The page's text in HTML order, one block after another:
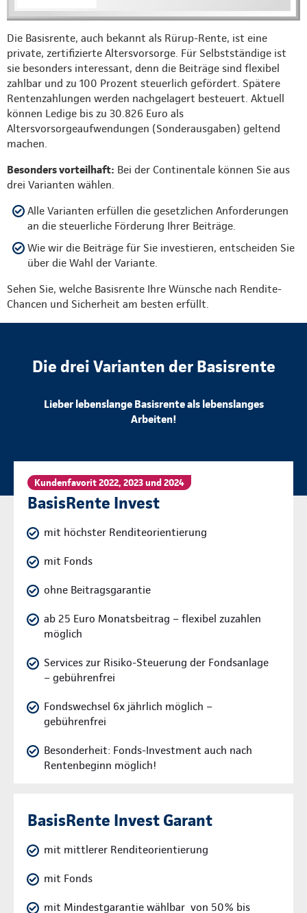
Die Basisrente, auch bekannt als Rürup-Rente, ist eine
private, zertifizierte Altersvorsorge. Für Selbstständige ist
sie besonders interessant, denn die Beiträge sind flexibel
zahlbar und zu 100 Prozent steuerlich gefördert. Spätere
Rentenzahlungen werden nachgelagert besteuert. Aktuell
können Ledige bis zu 30.826 Euro als
Altersvorsorgeaufwendungen (Sonderausgaben) geltend
machen.
Besonders vorteilhaft: Bei der Continentale können Sie aus
drei Varianten wählen.
Alle Varianten erfüllen die gesetzlichen Anforderungen
an die steuerliche Förderung Ihrer Beiträge.
Wie wir die Beiträge für Sie investieren, entscheiden Sie
über die Wahl der Variante.
Sehen Sie, welche Basisrente Ihre Wünsche nach Rendite-
Chancen und Sicherheit am besten erfüllt.
Die drei Varianten der Basisrente
Lieber lebenslange Basisrente als lebenslanges
Arbeiten!
Kundenfavorit 2022, 2023 und 2024
BasisRente Invest
mit höchster Renditeorientierung
mit Fonds
ohne Beitragsgarantie
ab 25 Euro Monatsbeitrag – flexibel zuzahlen
möglich
Services zur Risiko-Steuerung der Fondsanlage
– gebührenfrei
Fondswechsel 6x jährlich möglich –
gebührenfrei
Besonderheit: Fonds-Investment auch nach
Rentenbeginn möglich!
BasisRente Invest Garant
mit mittlerer Renditeorientierung
mit Fonds
mit Mindestgarantie wählbar von 50% bis